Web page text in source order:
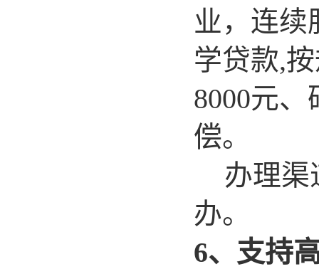
业，连续
学贷款,
8000元
偿。
办理渠
办。
6、支持